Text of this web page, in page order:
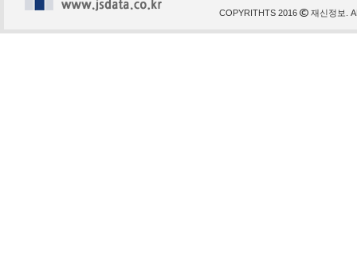
COPYRITHTS 2016 재신정보.